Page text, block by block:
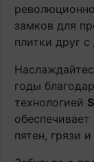
замков для
плитки друг
годы
технологией
пятен, грязи